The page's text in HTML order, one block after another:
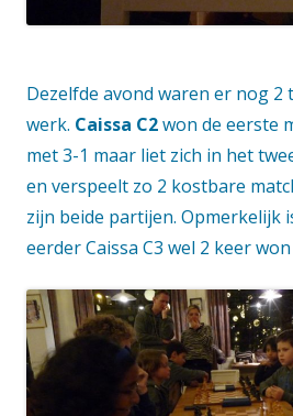
Dezelfde avond waren er nog 2
werk. Caissa C2won de eerste
met 3-1 maar liet zich in het
en verspeelt zo 2 kostbare
zijn beide partijen. Opmerkelijk
eerder Caissa C3 wel 2 keer